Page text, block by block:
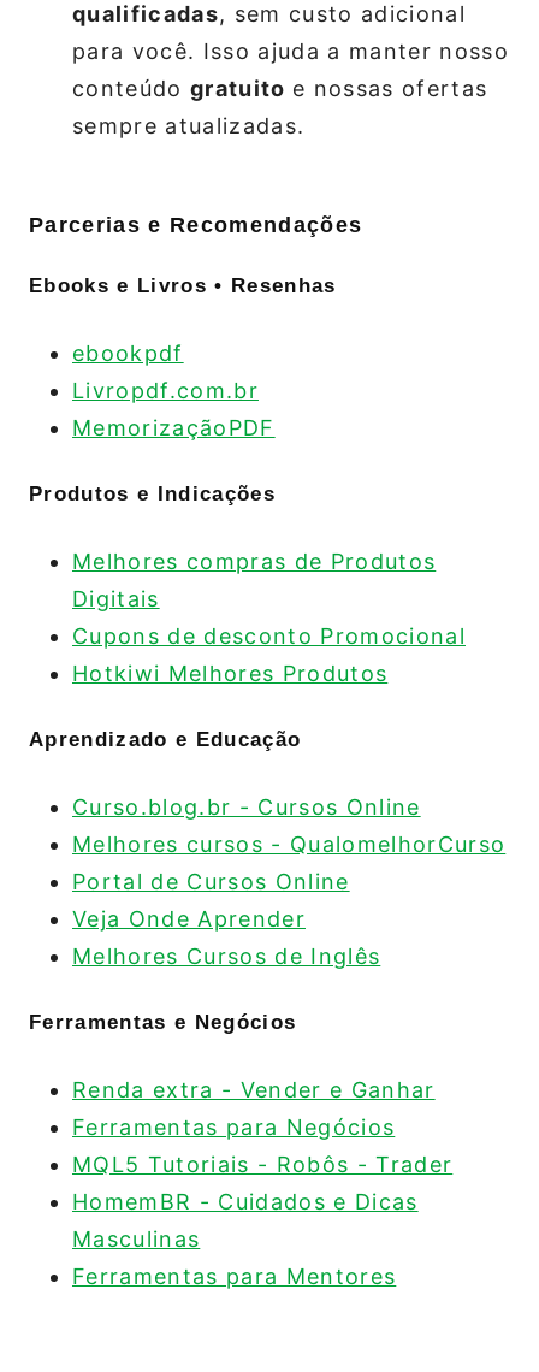
qualificadas, sem custo adicional
para você. Isso ajuda a manter nosso
conteúdo gratuito e nossas ofertas
sempre atualizadas.
Parcerias e Recomendações
Ebooks e Livros • Resenhas
ebookpdf
Livropdf.com.br
MemorizaçãoPDF
Produtos e Indicações
Melhores compras de Produtos
Digitais
Cupons de desconto Promocional
Hotkiwi Melhores Produtos
Aprendizado e Educação
Curso.blog.br - Cursos Online
Melhores cursos - QualomelhorCurso
Portal de Cursos Online
Veja Onde Aprender
Melhores Cursos de Inglês
Ferramentas e Negócios
Renda extra - Vender e Ganhar
Ferramentas para Negócios
MQL5 Tutoriais - Robôs - Trader
HomemBR - Cuidados e Dicas
Masculinas
Ferramentas para Mentores